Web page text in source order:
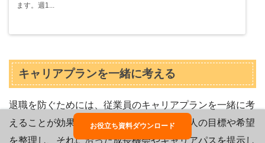
ます。週1...
キャリアプランを一緒に考える
退職を防ぐためには、従業員のキャリアプランを一緒に考
えることが効果的です。キャリア面談で本人の目標や希望
を整理し、それに沿った成長機会やキャリアパスを提示し
お役立ち資料ダウンロード